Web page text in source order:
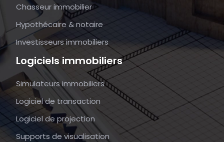
Chasseur immobilier
Hypothécaire & notaire
Investisseurs immobiliers
Logiciels immobiliers
Simulateurs immobiliers
Logiciel de transaction
Logiciel de projection
Supports de visualisation